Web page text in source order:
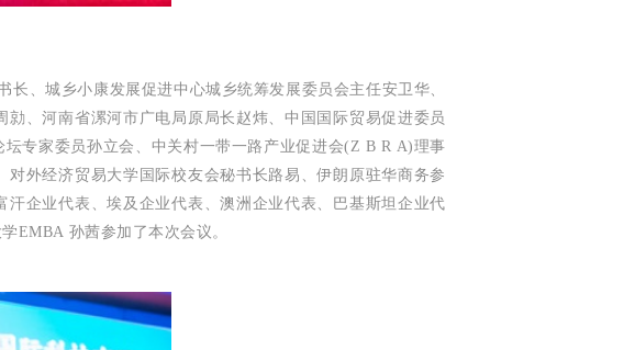
长、城乡小康发展促进中心城乡统筹发展委员会主任安卫华、
、河南省漯河市广电局原局长赵炜、中国国际贸易促进委员
专家委员孙立会、中关村一带一路产业促进会(Z B R A)理事
外经济贸易大学国际校友会秘书长路易、伊朗原驻华商务参
企业代表、埃及企业代表、澳洲企业代表、巴基斯坦企业代
EMBA 孙茜参加了本次会议。